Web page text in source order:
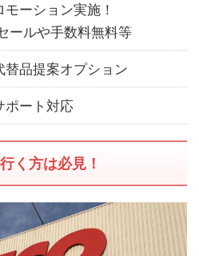
ーション実施！
ールや手数料無料等
品提案オプション
ポート対応
く方は必見！